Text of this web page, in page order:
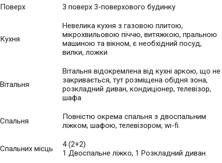
Поверх 3 поверх 3-поверхового будинку
Кухня
Невелика кухня з газовою плитою,
мікрохвильовою піччю, витяжкою, пральною
машиною та вікном, є необхідний посуд,
вилки, ложки
Вітальня
Вітальня відокремлена від кухні аркою, що не
закривається, тут розміщена обідня зона,
розкладний диван, кондиціонер, телевізор,
шафа
Спальня
Повністю окрема спальня з двоспальним
ліжком, шафою, телевізором, wi-fi.
Спальних місць
4 (2+2)
1 Двоспальне ліжко, 1 Розкладний диван